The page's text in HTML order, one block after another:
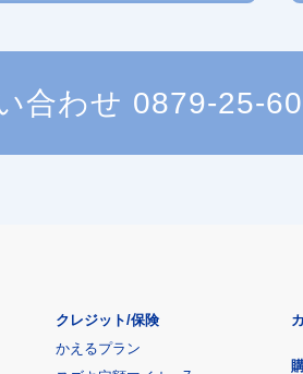
合わせ 0879-25-
クレジット/保険
かえるプラン